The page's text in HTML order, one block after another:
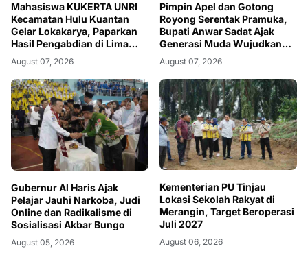
Mahasiswa KUKERTA UNRI
Kecamatan Hulu Kuantan
Gelar Lokakarya, Paparkan
Hasil Pengabdian di Lima
Desa
August 07, 2026
Pimpin Apel dan Gotong
Royong Serentak Pramuka,
Bupati Anwar Sadat Ajak
Generasi Muda Wujudkan
Dasa Darma Melalui Aksi
Nyata Peduli Lingkungan
August 07, 2026
Gubernur Al Haris Ajak
Pelajar Jauhi Narkoba, Judi
Online dan Radikalisme di
Sosialisasi Akbar Bungo
August 05, 2026
Kementerian PU Tinjau
Lokasi Sekolah Rakyat di
Merangin, Target Beroperasi
Juli 2027
August 06, 2026